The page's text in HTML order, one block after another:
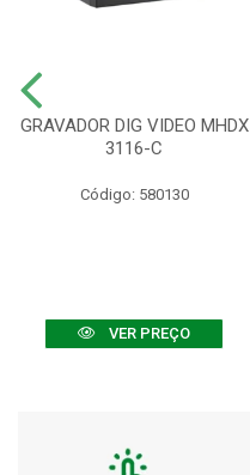
GRAVADOR DIG VIDEO MHDX
3116-C
Código: 580130
VER PREÇO